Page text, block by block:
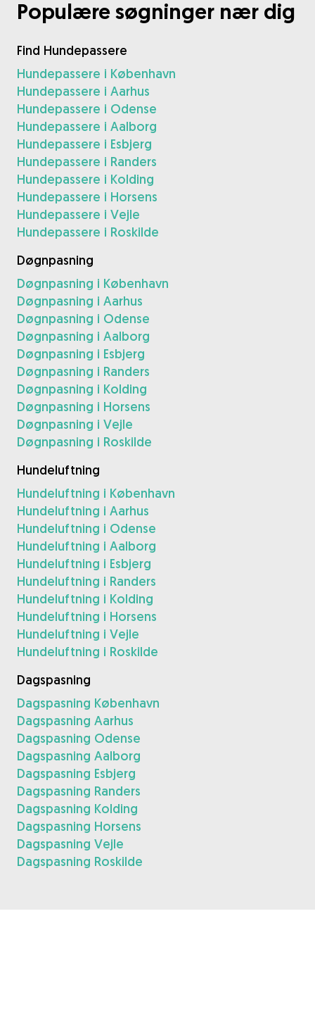
Populære søgninger nær dig
Find Hundepassere
Hundepassere i København
Hundepassere i Aarhus
Hundepassere i Odense
Hundepassere i Aalborg
Hundepassere i Esbjerg
Hundepassere i Randers
Hundepassere i Kolding
Hundepassere i Horsens
Hundepassere i Vejle
Hundepassere i Roskilde
Døgnpasning
Døgnpasning i København
Døgnpasning i Aarhus
Døgnpasning i Odense
Døgnpasning i Aalborg
Døgnpasning i Esbjerg
Døgnpasning i Randers
Døgnpasning i Kolding
Døgnpasning i Horsens
Døgnpasning i Vejle
Døgnpasning i Roskilde
Hundeluftning
Hundeluftning i København
Hundeluftning i Aarhus
Hundeluftning i Odense
Hundeluftning i Aalborg
Hundeluftning i Esbjerg
Hundeluftning i Randers
Hundeluftning i Kolding
Hundeluftning i Horsens
Hundeluftning i Vejle
Hundeluftning i Roskilde
Dagspasning
Dagspasning København
Dagspasning Aarhus
Dagspasning Odense
Dagspasning Aalborg
Dagspasning Esbjerg
Dagspasning Randers
Dagspasning Kolding
Dagspasning Horsens
Dagspasning Vejle
Dagspasning Roskilde